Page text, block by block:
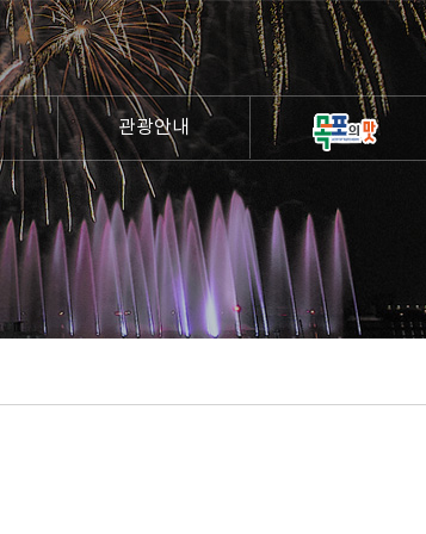
관광안내